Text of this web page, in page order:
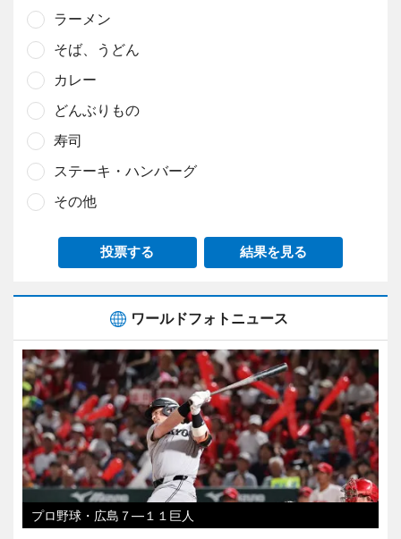
ラーメン
そば、うどん
カレー
どんぶりもの
寿司
ステーキ・ハンバーグ
その他
投票する 結果を見る
ワールドフォトニュース
プロ野球・広島７―１１巨人